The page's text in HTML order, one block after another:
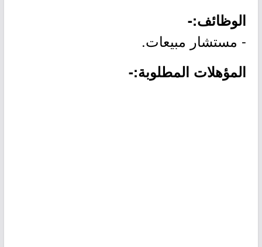
الوظائف:-
- مستشار مبيعات.
المؤهلات المطلوبة:-